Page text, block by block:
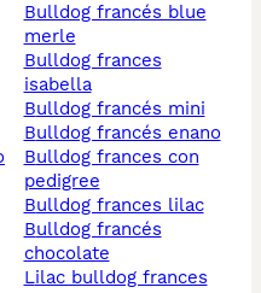
bulldog francés blue
merle
bulldog frances
isabella
bulldog francés mini
bulldog francés enano
bulldog frances con
pedigree
bulldog frances lilac
bulldog francés
chocolate
lilac bulldog frances